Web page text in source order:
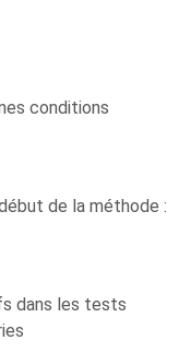
conditions
de la méthode :
dans les tests